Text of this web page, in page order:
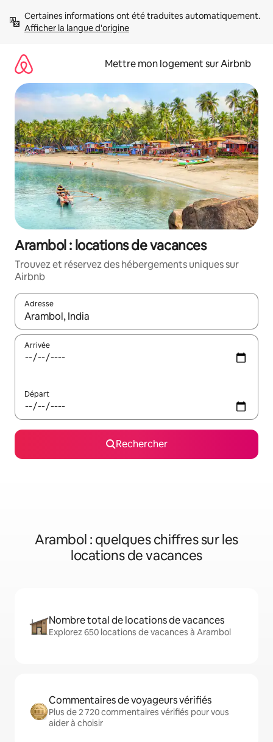
directement
Afficher la langue d'origine
Mettre mon logement sur Airbnb
Arambol : locations de vacances
Trouvez et réservez des hébergements uniques sur
Airbnb
Adresse
Lorsque les résultats s'affichent, utilisez les flèches vers le
Arrivée
Départ
Rechercher
Arambol : quelques chiffres sur les
locations de vacances
Nombre total de locations de vacances
Explorez 650 locations de vacances à Arambol
Commentaires de voyageurs vérifiés
Plus de 2 720 commentaires vérifiés pour vous
aider à choisir